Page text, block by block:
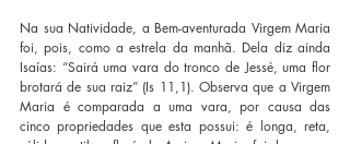
Na sua Natividade, a Bem-aventurada Virgem Maria
foi, pois, como a estrela da manhã. Dela diz ainda
Isaías: “Sairá uma vara do tronco de Jessé, uma flor
brotará de sua raiz” (Is 11,1). Observa que a Virgem
Maria é comparada a uma vara, por causa das
cinco propriedades que esta possui: é longa, reta,